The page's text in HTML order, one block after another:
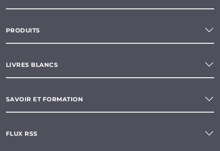
PRODUITS
LIVRES BLANCS
SAVOIR ET FORMATION
FLUX RSS